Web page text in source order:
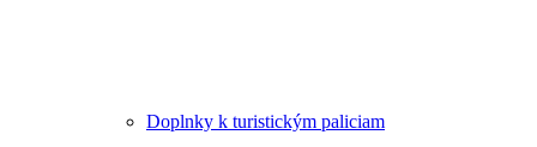
Doplnky k turistickým paliciam